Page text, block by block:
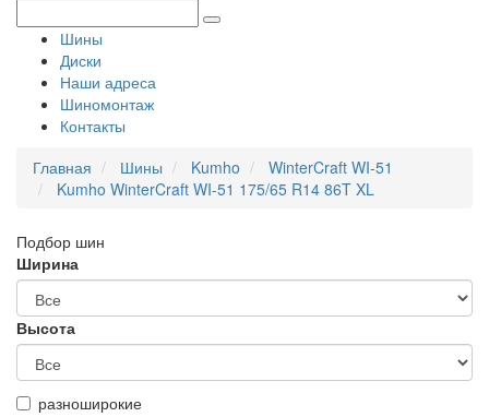
Шины
Диски
Наши адреса
Шиномонтаж
Контакты
Главная
Шины Kumho
WinterCraft WI-51
Kumho WinterCraft WI-51 175/65 R14 86T XL
Подбор шин
Ширина
Высота
разноширокие